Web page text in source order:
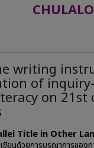
writing
of
on 21st
Title in Other
ยนด้วยการบูรณาการของก